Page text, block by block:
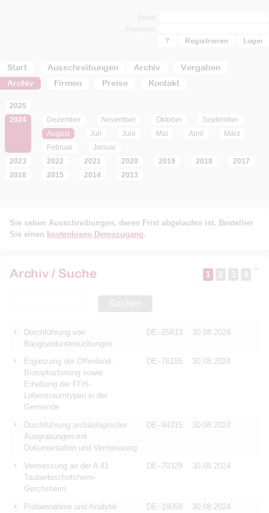
Start Ausschreibungen Archiv
Vergaben
Archiv
Firmen Preise Kontakt
? Registrieren
2025
2024
Dezember November Oktober
September
August
Juli Juni Mai April
März
Februar
Januar
2023
2022 2021 2020 2019 2018
2017
2016
2015 2014 2013
Sie sehen Ausschreibungen, deren Frist abgelaufen ist. Bestellen
Sie einen kostenlosen Demozugang.
Archiv / Suche 1 2 3 4
Suchen
Durchführung von
Baugrunduntersuchungen
DE–25813 30.08.2024
Ergänzung der Offenland-
Biotopkartierung sowie
Erhebung der FFH-
Lebensraumtypen in der
Gemeinde
DE–76185 30.08.2024
Durchführung archäologischer
Ausgrabungen mit
Dokumentation und Vermessung
DE–94315 30.08.2024
Vermessung an der A 81
Tauberbischofsheim-
Gerchsheim
DE–70329 30.08.2024
Probennahme und Analytik
DE–19059 30.08.2024